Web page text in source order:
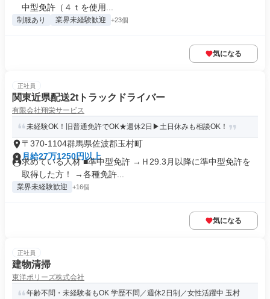
中型免許（４ｔを使用...
制服あり 業界未経験歓迎 +23個
気になる
正社員
関東近県配送2tトラックドライバー
有限会社翔栄サービス
未経験OK！旧普通免許でOK★週休2日▶土日休みも相談OK！
〒370-1104群馬県佐波郡玉村町
月給27万1250円以上
求めている人材 ■準中型免許 →Ｈ29.3月以降に準中型免許を
取得した方！ →各種免許...
業界未経験歓迎 +16個
気になる
正社員
建物清掃
東洋ポリーズ株式会社
年齢不問・未経験者もOK 学歴不問／週休2日制／女性活躍中 玉村